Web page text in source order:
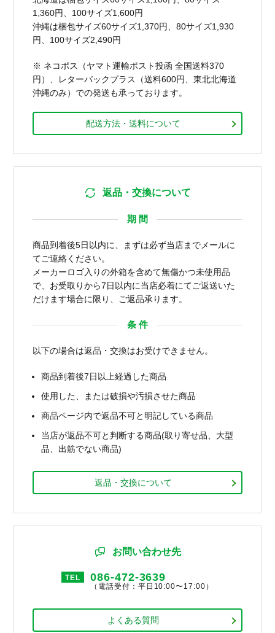
1,360円、100サイズ1,600円
沖縄は梱包サイズ60サイズ1,370円、80サイズ1,930
円、100サイズ2,490円
※ ネコポス（ヤマト運輸ポスト投函 全国送料370
円）、レターパックプラス（送料600円、東北北海道
沖縄のみ）での発送も承っております。
配送方法・送料について
返品・交換について
期 間
商品到着後5日以内に、まずは必ず当店までメールに
てご連絡ください。
メーカーロゴ入りの外箱を含めて無傷かつ未使用品
で、お受取りから7日以内に当店必着にてご返送いた
だけます場合に限り、ご返品承ります。
条 件
以下の場合は返品・交換はお受けできません。
商品到着後7日以上経過した商品
使用した、または破損や汚損させた商品
商品ページ内で返品不可と明記している商品
当店が返品不可と判断する商品(取り寄せ品、大型
品、出筋でない商品)
返品・交換について
お問い合わせ先
TEL 086-472-3639
（電話受付：平日10:00〜17:00）
よくある質問